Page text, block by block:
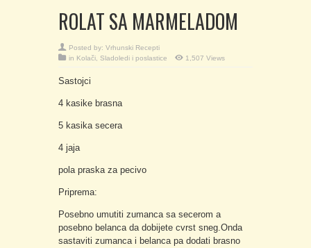
ROLAT SA MARMELADOM
Posted by: Vrhunski Recepti
in Kolači, Sladoledi i poslastice 1,507 Views
Sastojci
4 kasike brasna
5 kasika secera
4 jaja
pola praska za pecivo
Priprema:
Posebno umutiti zumanca sa secerom a
posebno belanca da dobijete cvrst sneg.Onda
sastaviti zumanca i belanca pa dodati brasno